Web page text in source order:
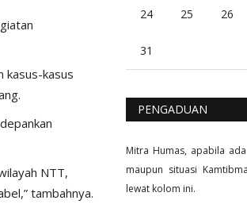
kasus-kasus
NTT,
tambahnya.
24 25 26
31
PENGADUAN
Mitra Humas, apabila
maupun situasi
lewat kolom ini.